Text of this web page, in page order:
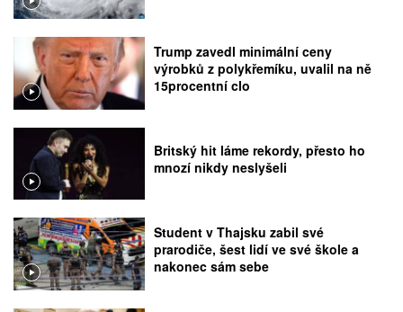
Trump zavedl minimální ceny
výrobků z polykřemíku, uvalil na ně
15procentní clo
Britský hit láme rekordy, přesto ho
mnozí nikdy neslyšeli
Student v Thajsku zabil své
prarodiče, šest lidí ve své škole a
nakonec sám sebe